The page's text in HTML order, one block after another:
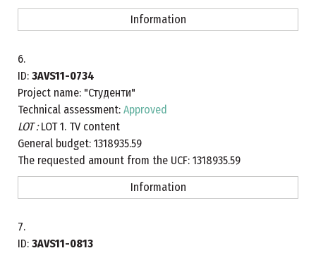
Information
6.
ID: 3AVS11-0734
Project name: "Студенти"
Technical assessment: Approved
LOT :LOT 1. TV content
General budget: 1318935.59
The requested amount from the UCF: 1318935.59
Information
7.
ID: 3AVS11-0813